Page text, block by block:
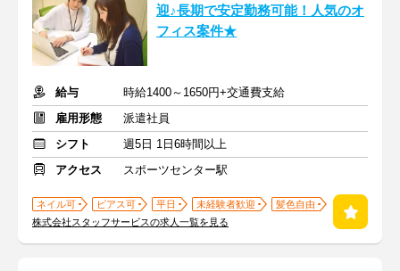
迎♪長期で安定勤務可能！人気のオ
フィス案件★
給与
時給1400～1650円+交通費支給
雇用形態
派遣社員
シフト
週5日 1日6時間以上
アクセス
スポーツセンター駅
ネイル可 ピアス可 平日 未経験者歓迎
髪色自由
株式会社スタッフサービスの求人一覧を見る